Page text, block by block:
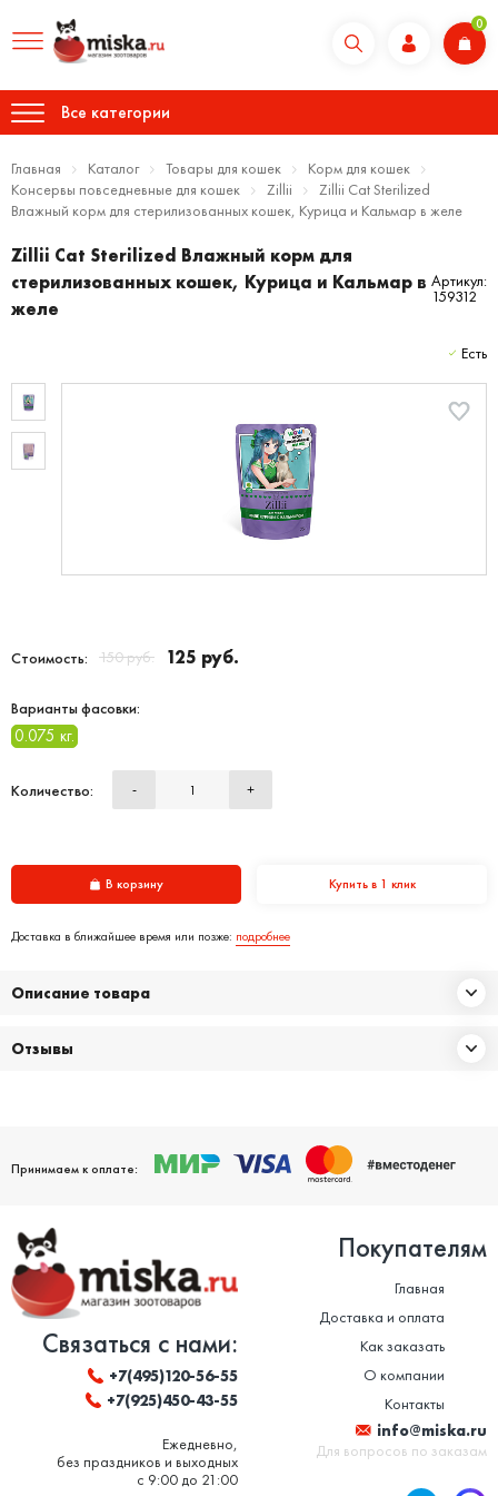
0
Все категории
Главная Каталог Товары для кошек
Корм для кошек
Консервы повседневные для кошек
Zillii
Zillii Cat Sterilized
Влажный корм для стерилизованных кошек, Курица и Кальмар в желе
Zillii Cat Sterilized Влажный корм для
стерилизованных кошек, Курица и Кальмар в
желе
Артикул:
159312
Есть
Стоимость: 150 руб. 125 руб.
Варианты фасовки:
0.075 кг.
Количество: - +
В корзину Купить в 1 клик
Доставка в ближайшее время или позже: подробнее
Описание товара
Отзывы
Принимаем к оплате:
Связаться с нами:
+7(495)120-56-55
+7(925)450-43-55
Ежедневно,
без праздников и выходных
с 9:00 до 21:00
Покупателям
Главная
Доставка и оплата
Как заказать
О компании
Контакты
info@miska.ru
Для вопросов по заказам